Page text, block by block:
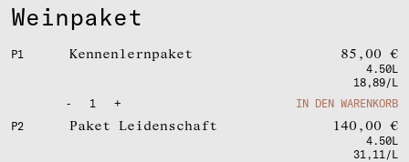
Weinpaket
P1 Kennenlernpaket 85,00 €
4.50L
18,89/L
-
1 +
IN DEN WARENKORB
P2
Paket Leidenschaft 140,00 €
4.50L
31,11/L